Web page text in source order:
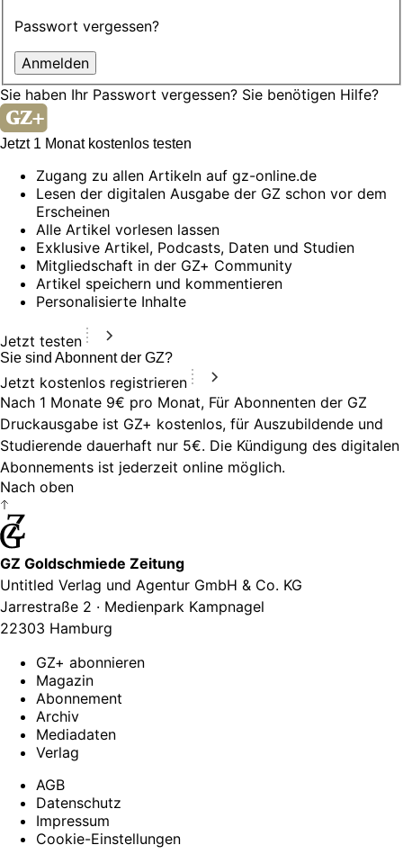
Passwort vergessen?
Sie haben Ihr Passwort vergessen? Sie benötigen Hilfe?
Jetzt 1 Monat kostenlos testen
Zugang zu allen Artikeln auf gz-online.de
Lesen der digitalen Ausgabe der GZ schon vor dem
Erscheinen
Alle Artikel vorlesen lassen
Exklusive Artikel, Podcasts, Daten und Studien
Mitgliedschaft in der GZ+ Community
Artikel speichern und kommentieren
Personalisierte Inhalte
Jetzt testen
Sie sind Abonnent der GZ?
Jetzt kostenlos registrieren
Nach 1 Monate 9€ pro Monat, Für Abonnenten der GZ
Druckausgabe ist GZ+ kostenlos, für Auszubildende und
Studierende dauerhaft nur 5€. Die Kündigung des digitalen
Abonnements ist jederzeit online möglich.
Nach oben
GZ Goldschmiede Zeitung
Untitled Verlag und Agentur GmbH & Co. KG
Jarrestraße 2 · Medienpark Kampnagel
22303 Hamburg
GZ+ abonnieren
Magazin
Abonnement
Archiv
Mediadaten
Verlag
AGB
Datenschutz
Impressum
Cookie-Einstellungen